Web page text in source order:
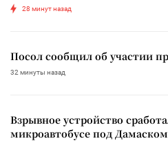
28 минут назад
Посол сообщил об участии
32 минуты назад
Взрывное устройство
микроавтобусе под Дамаском